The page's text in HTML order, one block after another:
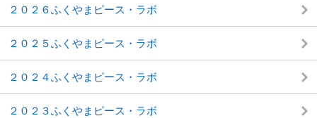
２０２６ふくやまピース・ラボ
２０２５ふくやまピース・ラボ
２０２４ふくやまピース・ラボ
２０２３ふくやまピース・ラボ